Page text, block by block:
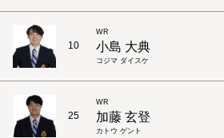
10
WR
小島 大典
コジマ ダイスケ
25
WR
加藤 玄登
カトウ ゲント